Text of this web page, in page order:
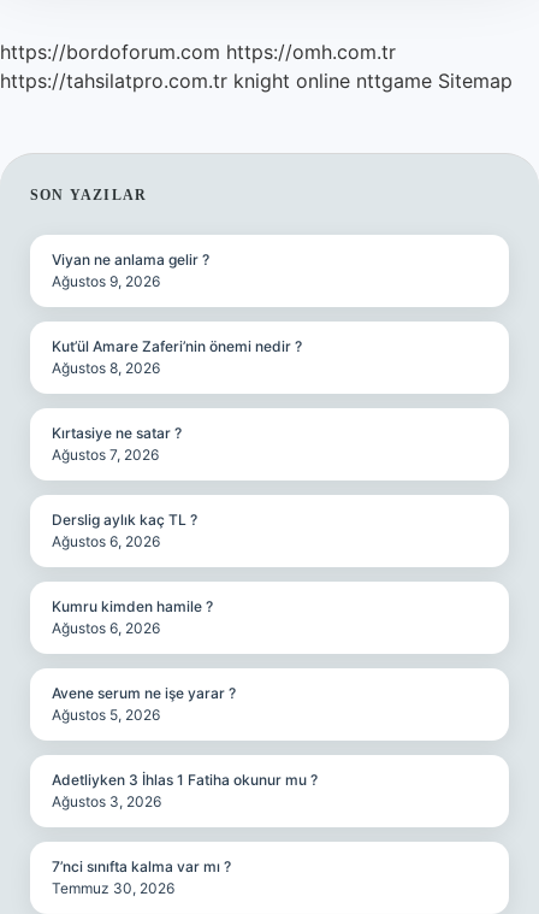
https://bordoforum.com https://omh.com.tr
https://tahsilatpro.com.tr knight online nttgame Sitemap
SIDEBAR
SON YAZILAR
Viyan ne anlama gelir ?
Ağustos 9, 2026
Kut’ül Amare Zaferi’nin önemi nedir ?
Ağustos 8, 2026
Kırtasiye ne satar ?
Ağustos 7, 2026
Derslig aylık kaç TL ?
Ağustos 6, 2026
Kumru kimden hamile ?
Ağustos 6, 2026
Avene serum ne işe yarar ?
Ağustos 5, 2026
Adetliyken 3 İhlas 1 Fatiha okunur mu ?
Ağustos 3, 2026
7’nci sınıfta kalma var mı ?
Temmuz 30, 2026